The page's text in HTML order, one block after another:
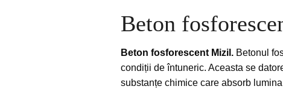
Beton
Beton fosforescent Mizil.Betonul
condiții de întuneric. Aceasta se
substanțe chimice care absorb